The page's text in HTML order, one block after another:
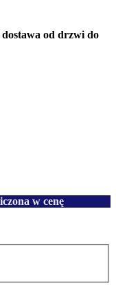
od drzwi do
w cenę